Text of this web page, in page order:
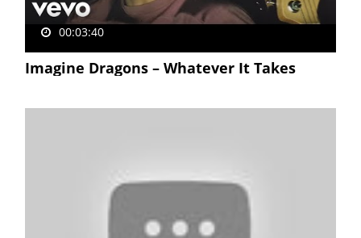
00:03:40
Imagine Dragons – Whatever It Takes